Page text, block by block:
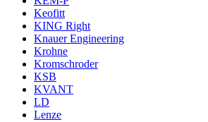
Keofitt
KING Right
Knauer Engineering
Krohne
Kromschroder
KSB
KVANT
LD
Lenze